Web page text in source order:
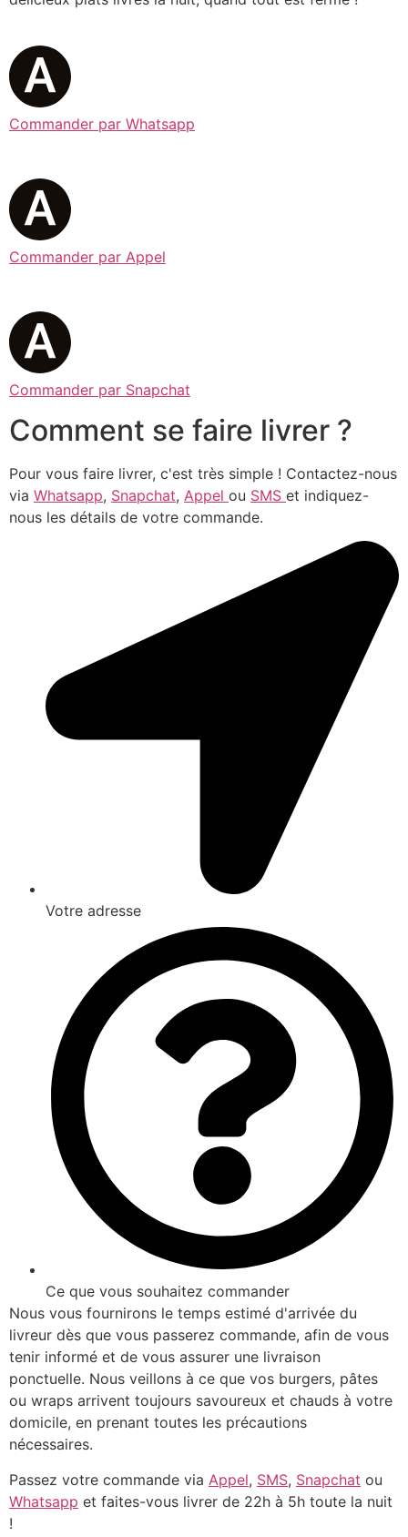
Commander par Whatsapp
Commander par Appel
Commander par Snapchat
Comment se faire livrer ?
Pour vous faire livrer, c'est très simple ! Contactez-nous
via Whatsapp, Snapchat, Appel ou SMS et indiquez-
nous les détails de votre commande.
Votre adresse
Ce que vous souhaitez commander
Nous vous fournirons le temps estimé d'arrivée du
livreur dès que vous passerez commande, afin de vous
tenir informé et de vous assurer une livraison
ponctuelle. Nous veillons à ce que vos burgers, pâtes
ou wraps arrivent toujours savoureux et chauds à votre
domicile, en prenant toutes les précautions
nécessaires.
Passez votre commande via Appel, SMS, Snapchat ou
Whatsapp et faites-vous livrer de 22h à 5h toute la nuit
!